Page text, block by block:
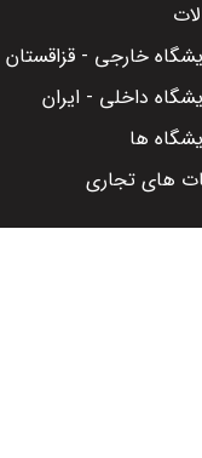
خارجی - قزاقستان
داخلی - ایران
ها
های تجاری